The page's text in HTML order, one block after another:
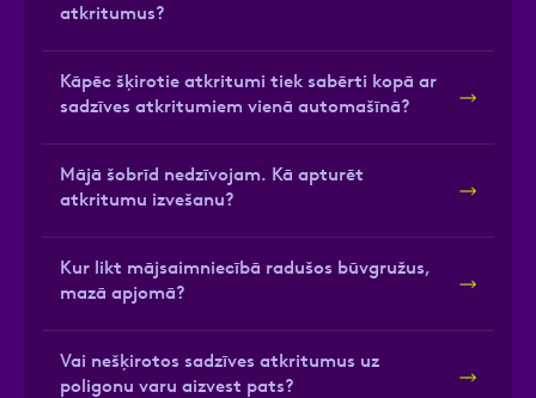
atkritumus?
Kāpēc šķirotie atkritumi tiek sabērti kopā ar
sadzīves atkritumiem vienā automašīnā?
Mājā šobrīd nedzīvojam. Kā apturēt
atkritumu izvešanu?
Kur likt mājsaimniecībā radušos būvgružus,
mazā apjomā?
Vai nešķirotos sadzīves atkritumus uz
poligonu varu aizvest pats?